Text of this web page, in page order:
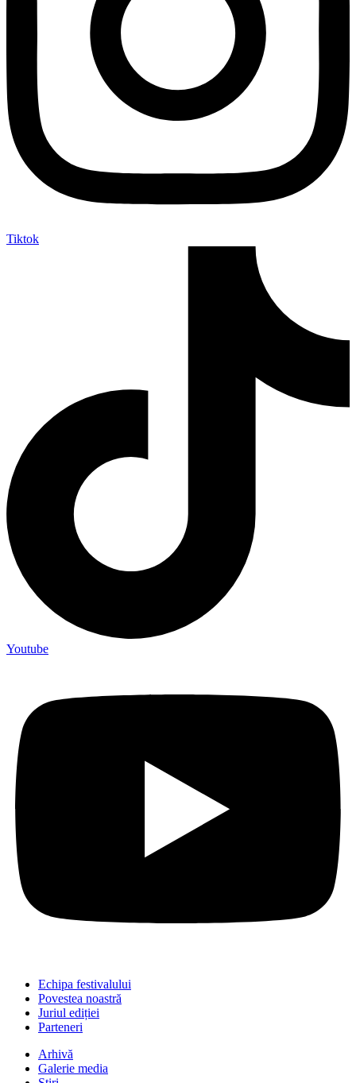
Tiktok
Youtube
Echipa festivalului
Povestea noastră
Juriul ediției
Parteneri
Arhivă
Galerie media